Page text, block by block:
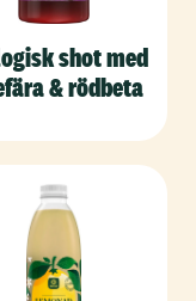
shot med
& rödbeta